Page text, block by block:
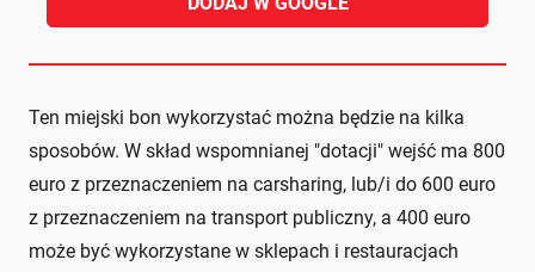
Ten miejski bon wykorzystać można będzie na kilka
sposobów. W skład wspomnianej "dotacji" wejść ma 800
euro z przeznaczeniem na carsharing, lub/i do 600 euro
z przeznaczeniem na transport publiczny, a 400 euro
może być wykorzystane w sklepach i restauracjach